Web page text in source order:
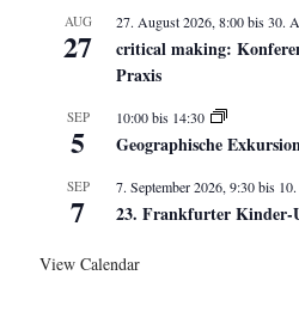
AUG
27
27. August 2026, 8:00bis30.
critical making:
Praxis
SEP
5
10:00bis 14:30
Geographische
SEP
7
7. September 2026, 9:30bis
23. Frankfurter Kinder-
View Calendar